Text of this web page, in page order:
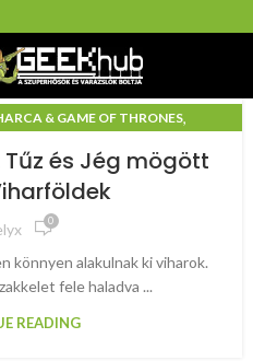
& GAME OF THRONES,
és Jég mögött
0
könnyen alakulnak ki viharok.
fele haladva ...
READING